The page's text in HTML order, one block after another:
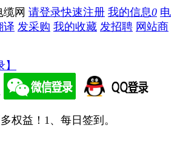
网 请登录快速注册 我的信息0 电
译 发采购 我的收藏 发招聘 网站商
权益！ 1、每日签到。